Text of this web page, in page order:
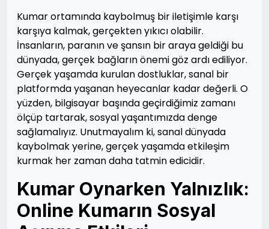
Kumar ortamında kaybolmuş bir iletişimle karşı
karşıya kalmak, gerçekten yıkıcı olabilir.
İnsanların, paranın ve şansın bir araya geldiği bu
dünyada, gerçek bağların önemi göz ardı ediliyor.
Gerçek yaşamda kurulan dostluklar, sanal bir
platformda yaşanan heyecanlar kadar değerli. O
yüzden, bilgisayar başında geçirdiğimiz zamanı
ölçüp tartarak, sosyal yaşantımızda denge
sağlamalıyız. Unutmayalım ki, sanal dünyada
kaybolmak yerine, gerçek yaşamda etkileşim
kurmak her zaman daha tatmin edicidir.
Kumar Oynarken Yalnızlık:
Online Kumarın Sosyal